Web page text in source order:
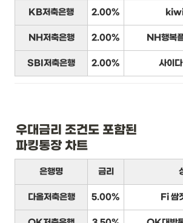
KB저축은행 2.00%
NH저축은행 2.00% NH행복
SBI저축은행 2.00% 사이
우대금리 조건도 포함된
파킹통장 차트
은행명 금리
다올저축은행 5.00% Fi 쌈